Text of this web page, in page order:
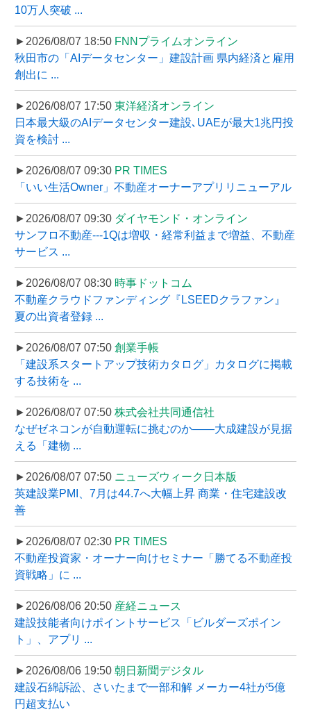
10万人突破 ...
►2026/08/07 18:50 FNNプライムオンライン
秋田市の「AIデータセンター」建設計画 県内経済と雇用
創出に ...
►2026/08/07 17:50 東洋経済オンライン
日本最大級のAIデータセンター建設､UAEが最大1兆円投
資を検討 ...
►2026/08/07 09:30 PR TIMES
「いい生活Owner」不動産オーナーアプリリニューアル
►2026/08/07 09:30 ダイヤモンド・オンライン
サンフロ不動産---1Qは増収・経常利益まで増益、不動産
サービス ...
►2026/08/07 08:30 時事ドットコム
不動産クラウドファンディング『LSEEDクラファン』
夏の出資者登録 ...
►2026/08/07 07:50 創業手帳
「建設系スタートアップ技術カタログ」カタログに掲載
する技術を ...
►2026/08/07 07:50 株式会社共同通信社
なぜゼネコンが自動運転に挑むのか――大成建設が見据
える「建物 ...
►2026/08/07 07:50 ニューズウィーク日本版
英建設業PMI、7月は44.7へ大幅上昇 商業・住宅建設改
善
►2026/08/07 02:30 PR TIMES
不動産投資家・オーナー向けセミナー「勝てる不動産投
資戦略」に ...
►2026/08/06 20:50 産経ニュース
建設技能者向けポイントサービス「ビルダーズポイン
ト」、アプリ ...
►2026/08/06 19:50 朝日新聞デジタル
建設石綿訴訟、さいたまで一部和解 メーカー4社が5億
円超支払い